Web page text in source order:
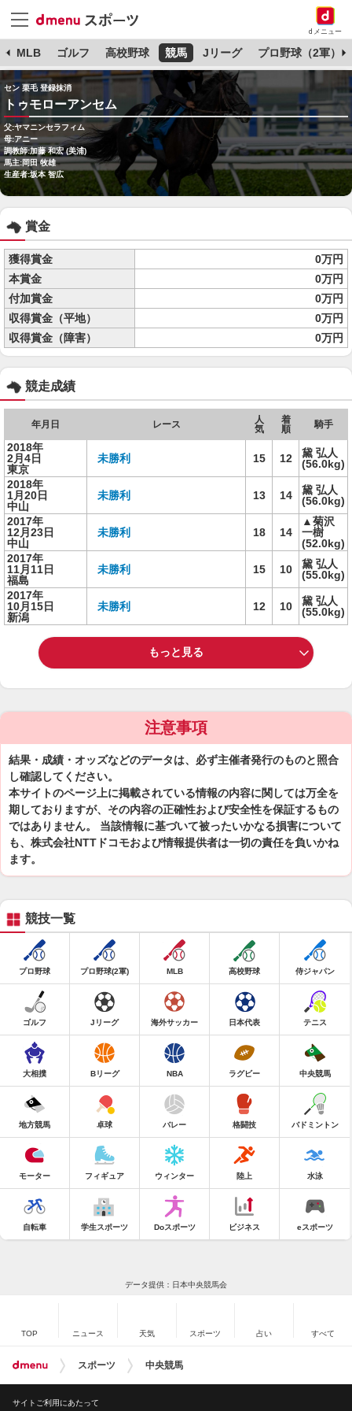
dメニュー
MLB ゴルフ 高校野球 競馬 Jリーグ プロ野球（2軍）
セン 栗毛 登録抹消
トゥモローアンセム
父:ヤマニンセラフィム
母:アニー
調教師:加藤 和宏 (美浦)
馬主:岡田 牧雄
生産者:坂本 智広
賞金
獲得賞金
0万円
本賞金
0万円
付加賞金
0万円
収得賞金（平地）
0万円
収得賞金（障害）
0万円
競走成績
年月日 レース
人
気
着
順
騎手
2018年
2月4日
東京
未勝利 15 12
黛 弘人
(56.0kg)
2018年
1月20日
中山
未勝利 13 14
黛 弘人
(56.0kg)
2017年
12月23日
中山
未勝利 18 14
▲菊沢
一樹
(52.0kg)
2017年
11月11日
福島
未勝利 15 10
黛 弘人
(55.0kg)
2017年
10月15日
新潟
未勝利 12 10
黛 弘人
(55.0kg)
もっと見る
注意事項
結果・成績・オッズなどのデータは、必ず主催者発行のものと照合
し確認してください。
本サイトのページ上に掲載されている情報の内容に関しては万全を
期しておりますが、その内容の正確性および安全性を保証するもの
ではありません。 当該情報に基づいて被ったいかなる損害について
も、株式会社NTTドコモおよび情報提供者は一切の責任を負いかね
ます。
競技一覧
プロ野球 プロ野球(2軍) MLB 高校野球 侍ジャパン
ゴルフ Jリーグ 海外サッカー 日本代表 テニス
大相撲 Bリーグ NBA ラグビー 中央競馬
地方競馬 卓球 バレー 格闘技 バドミントン
モーター フィギュア ウィンター 陸上 水泳
自転車 学生スポーツ Doスポーツ ビジネス eスポーツ
データ提供：日本中央競馬会
TOP ニュース 天気 スポーツ 占い すべて
スポーツ 中央競馬
サイトご利用にあたって